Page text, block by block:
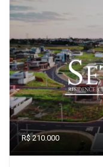
R$ 210.000